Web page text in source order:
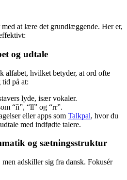
med at lære det grundlæggende. Her er,
og udtale
alfabet, hvilket betyder, at ord ofte
tid på at:
lyde, især vokaler.
“ñ”, “ll” og “rr”.
eller apps som Talkpal, hvor du
med indfødte talere.
og sætningsstruktur
adskiller sig fra dansk. Fokusér